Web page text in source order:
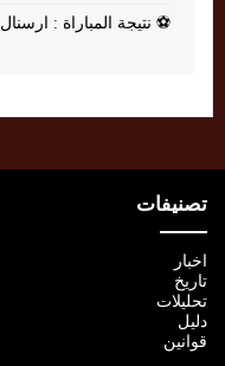
⚽ نتيجة المباراة : ارسنال 0 - 0 موناكو
تصنيفات
اخبار
تاريخ
تحليلات
دليل
قوانين